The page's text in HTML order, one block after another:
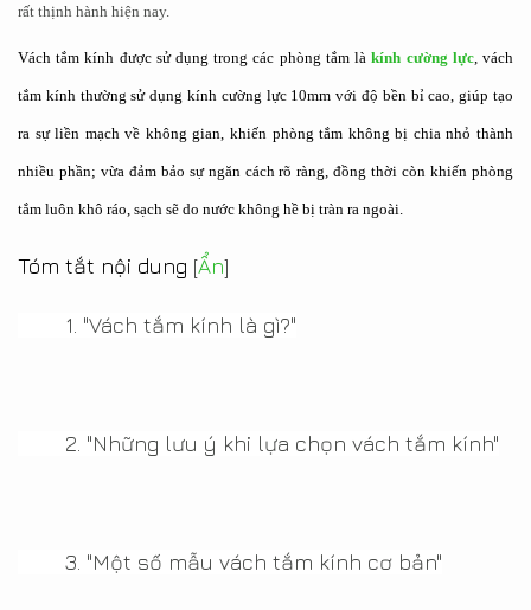
rất thịnh hành hiện nay.
Vách tắm kính được sử dụng trong các phòng tắm làkính cường lực, vách
tắm kính thường sử dụng kính cường lực 10mm với độ bền bỉ cao, giúp tạo
ra sự liền mạch về không gian, khiến phòng tắm không bị chia nhỏ thành
nhiều phần; vừa đảm bảo sự ngăn cách rõ ràng, đồng thời còn khiến phòng
tắm luôn khô ráo, sạch sẽ do nước không hề bị tràn ra ngoài.
Tóm tắt nội dung [Ẩn]
1. "Vách tắm kính là gì?"
2. "Những lưu ý khi lựa chọn vách tắm kính"
3. "Một số mẫu vách tắm kính cơ bản"